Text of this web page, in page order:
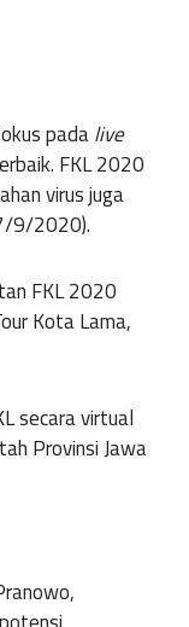
padalive
FKL 2020
virus juga
9/2020).
FKL 2020
Kota Lama,
secara virtual
Provinsi Jawa